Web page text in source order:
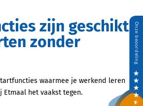
zonder
waarmee je werkend leren
Etmaal het vaakst tegen.